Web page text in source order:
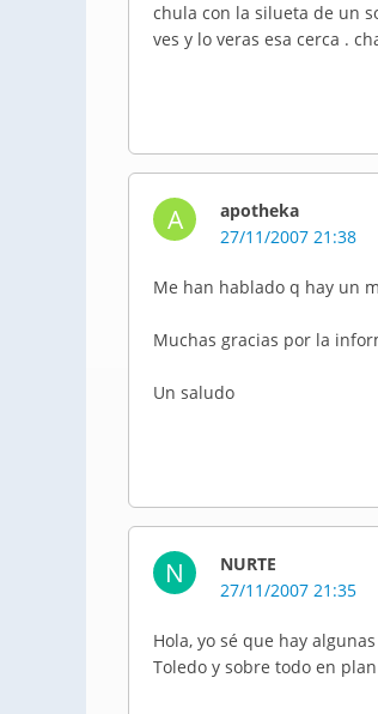
chula con la silueta de un
ves y lo veras esa cerca .
A
apotheka
27/11/2007 21:38
Me han hablado q hay un
Muchas gracias por la
Un saludo
N
NURTE
27/11/2007 21:35
Hola, yo sé que hay
Toledo y sobre todo en